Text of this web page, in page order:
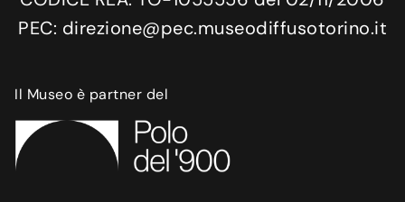
PEC: direzione@pec.museodiffusotorino.it
Il Museo è partner del